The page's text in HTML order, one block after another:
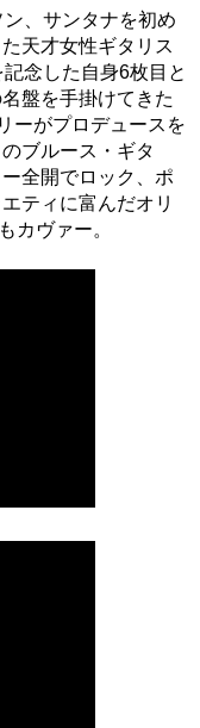
、サンタナを初め
天才女性ギタリス
念した自身6枚目と
盤を手掛けてきた
ーがプロデュースを
ブルース・ギタ
全開でロック、ポ
ティに富んだオリ
カヴァー。